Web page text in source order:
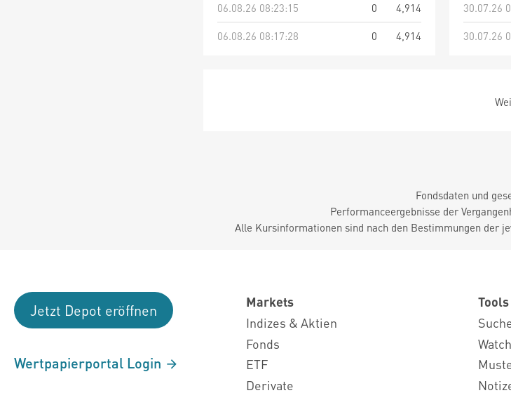
06.08.26 08:23:15
0
4,914
06.08.26 08:17:28
0 4,914
30.07.26
30.07.26
Fondsdaten und
Performanceergebnisse der
Alle Kursinformationen sind nach den Bestimmungen der
Jetzt Depot eröffnen
Wertpapierportal Login
Markets
Indizes & Aktien
Fonds
ETF
Derivate
Tools